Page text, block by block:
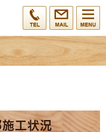
工状況